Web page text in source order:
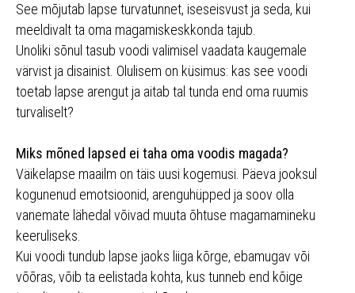
See mõjutab lapse turvatunnet, iseseisvust ja seda, kui
meeldivalt ta oma magamiskeskkonda tajub.
Unoliki sõnul tasub voodi valimisel vaadata kaugemale
värvist ja disainist. Olulisem on küsimus: kas see voodi
toetab lapse arengut ja aitab tal tunda end oma ruumis
turvaliselt?
Miks mõned lapsed ei taha oma voodis magada?
Väikelapse maailm on täis uusi kogemusi. Päeva jooksul
kogunenud emotsioonid, arenguhüpped ja soov olla
vanemate lähedal võivad muuta õhtuse magamamineku
keeruliseks.
Kui voodi tundub lapse jaoks liiga kõrge, ebamugav või
võõras, võib ta eelistada kohta, kus tunneb end kõige